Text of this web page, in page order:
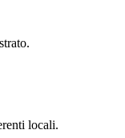
locali.